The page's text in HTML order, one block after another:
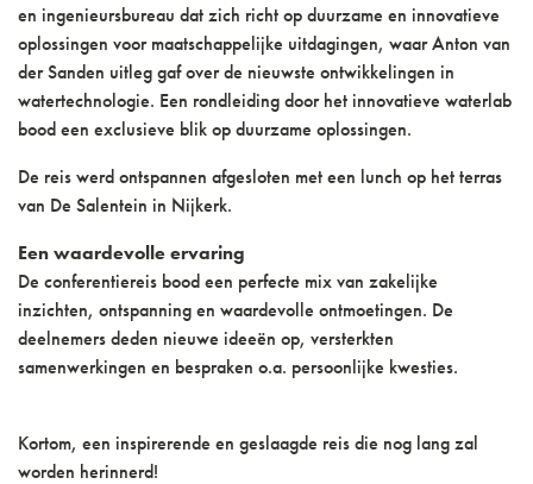
en ingenieursbureau dat zich richt op duurzame en innovatieve
oplossingen voor maatschappelijke uitdagingen, waar Anton van
der Sanden uitleg gaf over de nieuwste ontwikkelingen in
watertechnologie. Een rondleiding door het innovatieve waterlab
bood een exclusieve blik op duurzame oplossingen.
De reis werd ontspannen afgesloten met een lunch op het terras
van De Salentein in Nijkerk.
Een waardevolle ervaring
De conferentiereis bood een perfecte mix van zakelijke
inzichten, ontspanning en waardevolle ontmoetingen. De
deelnemers deden nieuwe ideeën op, versterkten
samenwerkingen en bespraken o.a. persoonlijke kwesties.
Kortom, een inspirerende en geslaagde reis die nog lang zal
worden herinnerd!